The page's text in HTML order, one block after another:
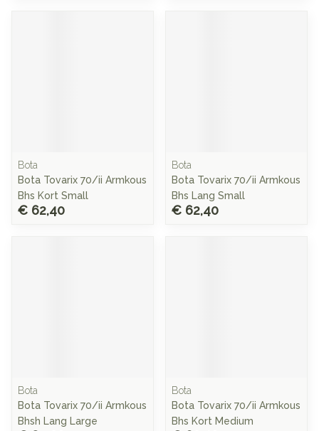
Bota
Bota Tovarix 70/ii Armkous
Bhs Kort Small
€ 62,40
Bota
Bota Tovarix 70/ii Armkous
Bhs Lang Small
€ 62,40
Bota
Bota Tovarix 70/ii Armkous
Bhsh Lang Large
Bota
Bota Tovarix 70/ii Armkous
Bhs Kort Medium